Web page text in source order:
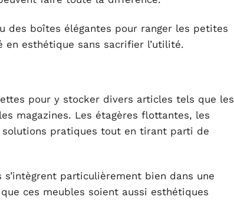
des boîtes élégantes pour ranger les petites
esthétique sans sacrifier l’utilité.
pour y stocker divers articles tels que les
magazines. Les étagères flottantes, les
pratiques tout en tirant parti de
particulièrement bien dans une
ces meubles soient aussi esthétiques